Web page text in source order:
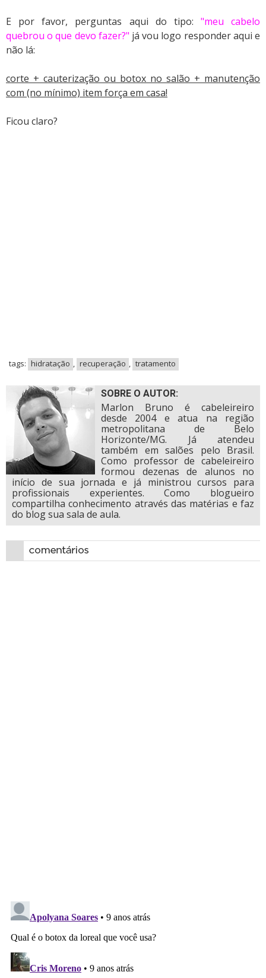
E por favor, perguntas aqui do tipo: "meu cabelo
quebrou o que devo fazer?" já vou logo responder aqui e
não lá:
corte + cauterização ou botox no salão + manutenção
com (no mínimo) item força em casa!
Ficou claro?
tags: hidratação , recuperação , tratamento
SOBRE O AUTOR:
Marlon Bruno é cabeleireiro
desde 2004 e atua na região
metropolitana de Belo
Horizonte/MG. Já atendeu
também em salões pelo Brasil.
Como professor de cabeleireiro
formou dezenas de alunos no
início de sua jornada e já ministrou cursos para
profissionais experientes. Como blogueiro
compartilha conhecimento através das matérias e faz
do blog sua sala de aula.